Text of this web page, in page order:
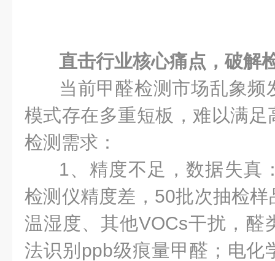
直击行业核心痛点，破解
当前甲醛检测市场乱象频
模式存在多重短板，难以满
检测需求：
1、精度不足，数据失真
检测仪精度差，50批次抽检
温湿度、其他VOCs干扰，醛
法识别ppb级痕量甲醛；电化